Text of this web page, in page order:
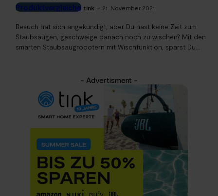
Produktvergleiche tink - 21. November 2021
Besuch hat sich angekündigt, aber Du hast keine Zeit zum
Staubsaugen, geschweige danach noch zu wischen? Mit den
smarten Staubsaugrobotern mit Wischfunktion, sparst Du...
- Advertisment -